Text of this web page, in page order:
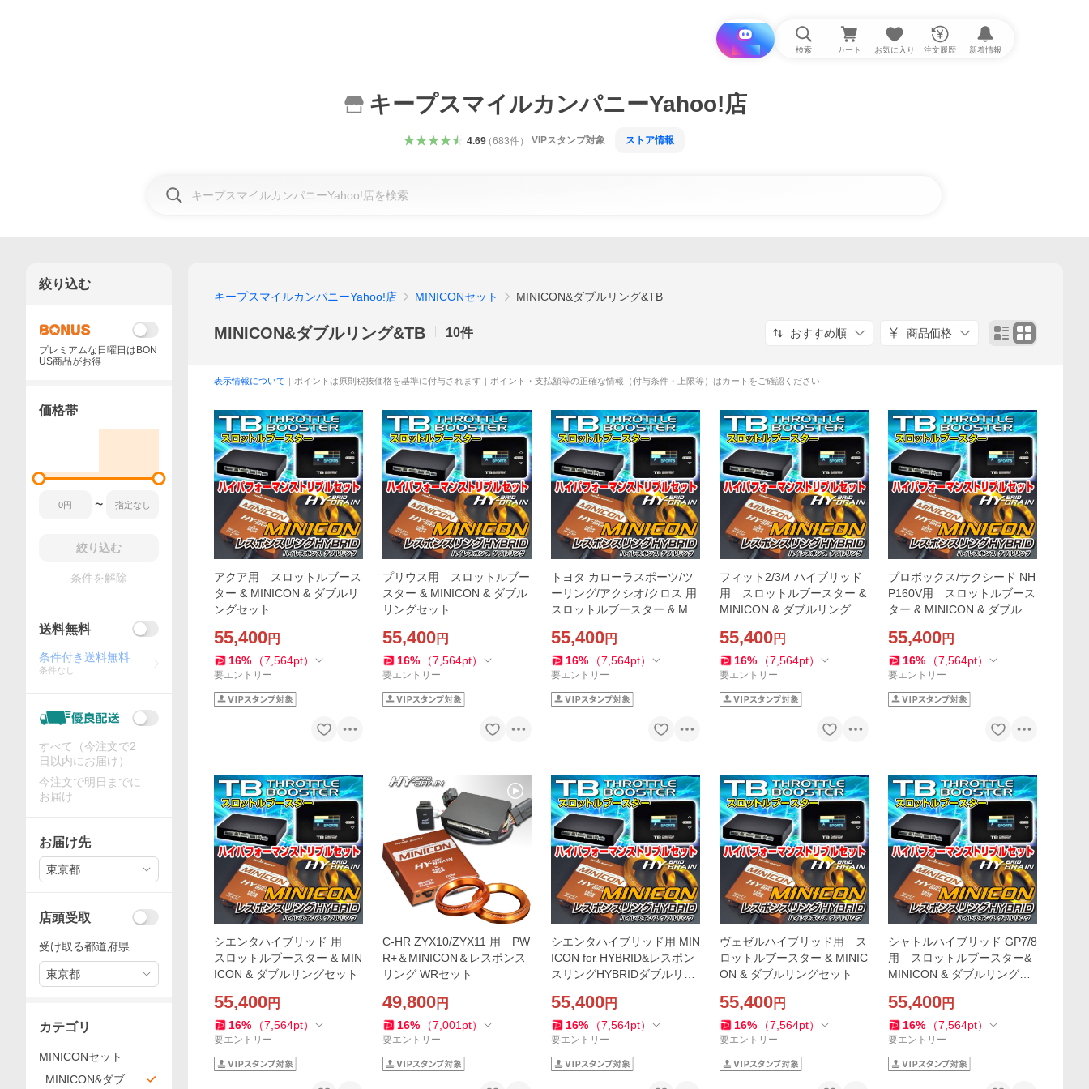
i と探す 検索 カート お気に入り 注文履歴 新着情報
キープスマイルカンパニーYahoo!店
4.69（683件） VIPスタンプ対象 ストア情報
キープスマイルカンパニーYahoo!店 MINICONセット MINICON&ダブルリング&TB
MINICON&ダブルリング&TB 10件 おすすめ順 商品価格
表示情報について ｜ポイントは原則税抜価格を基準に付与されます｜ポイント・支払額等の正確な情報（付与条件・上限等）はカートをご確認ください
アクア用 スロットルブース
ター & MINICON & ダブルリ
ングセット
55,400円
16% （7,564pt）
要エントリー
プリウス用 スロットルブー
スター & MINICON & ダブル
リングセット
55,400円
16% （7,564pt）
要エントリー
トヨタ カローラスポーツ/ツ
ーリング/アクシオ/クロス 用
スロットルブースター & MIN
55,400円
16% （7,564pt）
要エントリー
フィット2/3/4 ハイブリッド
用 スロットルブースター &
MINICON & ダブルリングセ
55,400円
16% （7,564pt）
要エントリー
プロボックス/サクシード NH
P160V用 スロットルブース
ター & MINICON & ダブルリ
55,400円
16% （7,564pt）
要エントリー
シエンタハイブリッド 用
スロットルブースター & MIN
ICON & ダブルリングセット
55,400円
16% （7,564pt）
要エントリー
C-HR ZYX10/ZYX11 用 PW
R+＆MINICON＆レスポンス
リング WRセット
49,800円
16% （7,001 pt）
要エントリー
シエンタハイブリッド用 MIN
ICON for HYBRID&レスポン
スリングHYBRIDダブルリン
ロコン)トリプルハイレスポ
ンスセット
55,400円
16% （7,564pt）
要エントリー
ヴェゼルハイブリッド用 ス
ロットルブースター & MINIC
ON & ダブルリングセット
55,400円
16% （7,564pt）
要エントリー
シャトルハイブリッド GP7/8
用 スロットルブースター&
MINICON & ダブルリングセ
55,400円
16% （7,564pt）
要エントリー
絞り込む
プレミアムな日曜日はBON
US商品がお得
価格帯
〜
絞り込む
条件を解除
送料無料
条件付き送料無料
条件なし
すべて（今注文で2
日以内にお届け）
今注文で明日までに
お届け
お届け先
東京都
店頭受取
受け取る都道府県
東京都
カテゴリ
MINICONセット
MINICON&ダブル